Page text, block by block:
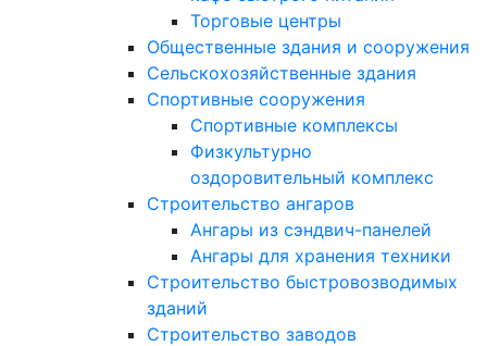
Торговые центры
Общественные здания и сооружения
Сельскохозяйственные здания
Спортивные сооружения
Спортивные комплексы
Физкультурно
оздоровительный комплекс
Строительство ангаров
Ангары из сэндвич-панелей
Ангары для хранения техники
Строительство быстровозводимых
зданий
Строительство заводов